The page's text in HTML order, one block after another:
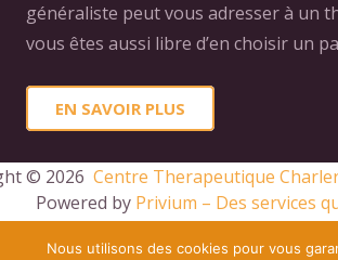
généraliste peut vous adresser à un
vous êtes aussi libre d’en choisir un
EN SAVOIR PLUS
© 2026 Centre Therapeutique
Powered by Privium – Des services
Nous utilisons des cookies pour vous